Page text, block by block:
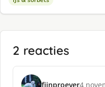
2 reacties
fijnproever4